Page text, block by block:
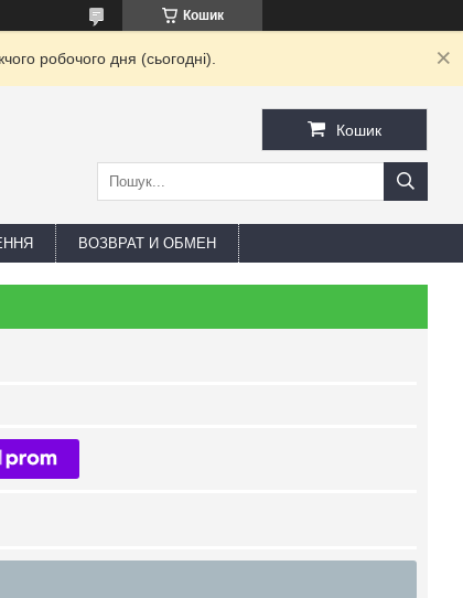
Кошик
робочого дня (сьогодні).
Кошик
ВОЗВРАТ И ОБМЕН